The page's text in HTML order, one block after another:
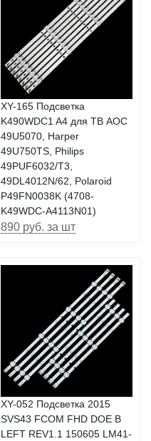
XY-165 Подсветка
K490WDC1 A4 для ТВ AOC
49U5070, Harper
49U750TS, Philips
49PUF6032/T3,
49DL4012N/62, Polaroid
P49FN0038K (4708-
K49WDC-A4113N01)
890 руб. за шт
XY-052 Подсветка 2015
SVS43 FCOM FHD DOE B
LEFT REV1.1 150605 LM41-